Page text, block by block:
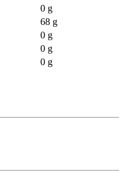
0 g
68 g
0 g
0 g
0 g